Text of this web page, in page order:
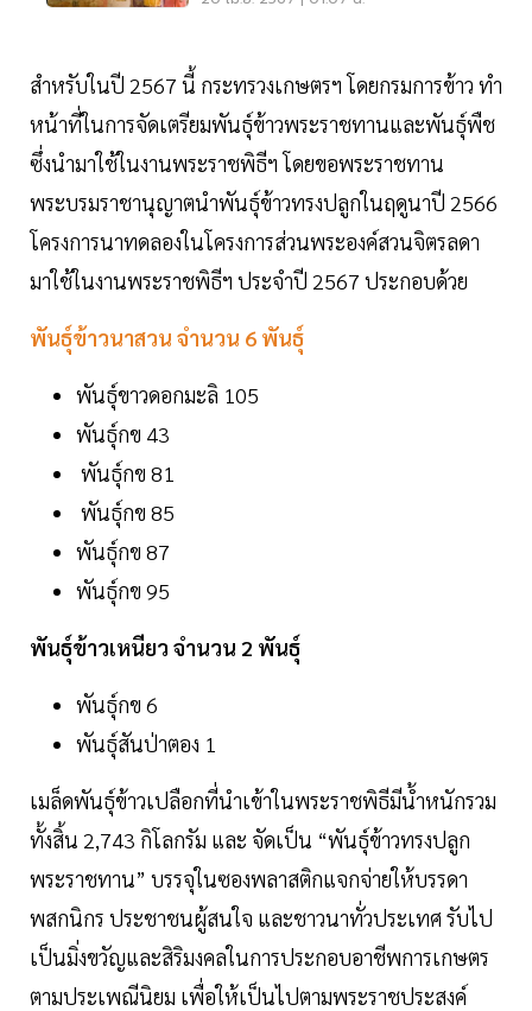
สำหรับในปี 2567 นี้ กระทรวงเกษตรฯ โดยกรมการข้าว ทำ
หน้าที่ในการจัดเตรียมพันธุ์ข้าวพระราชทานและพันธุ์พืช
ซึ่งนำมาใช้ในงานพระราชพิธีฯ โดยขอพระราชทาน
พระบรมราชานุญาตนำพันธุ์ข้าวทรงปลูกในฤดูนาปี 2566
โครงการนาทดลองในโครงการส่วนพระองค์สวนจิตรลดา
มาใช้ในงานพระราชพิธีฯ ประจำปี 2567 ประกอบด้วย
พันธุ์ข้าวนาสวน จำนวน 6 พันธุ์
พันธุ์ขาวดอกมะลิ 105
พันธุ์กข 43
พันธุ์กข 81
พันธุ์กข 85
พันธุ์กข 87
พันธุ์กข 95
พันธุ์ข้าวเหนียว จำนวน 2 พันธุ์
พันธุ์กข 6
พันธุ์สันป่าตอง 1
เมล็ดพันธุ์ข้าวเปลือกที่นำเข้าในพระราชพิธีมีน้ำหนักรวม
ทั้งสิ้น 2,743 กิโลกรัม และ จัดเป็น “พันธุ์ข้าวทรงปลูก
พระราชทาน” บรรจุในซองพลาสติกแจกจ่ายให้บรรดา
พสกนิกร ประชาชนผู้สนใจ และชาวนาทั่วประเทศ รับไป
เป็นมิ่งขวัญและสิริมงคลในการประกอบอาชีพการเกษตร
ตามประเพณีนิยม เพื่อให้เป็นไปตามพระราชประสงค์